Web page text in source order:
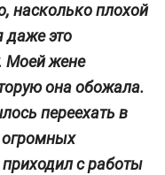
насколько плохой
даже это
Моей жене
она обожала.
переехать в
с работы